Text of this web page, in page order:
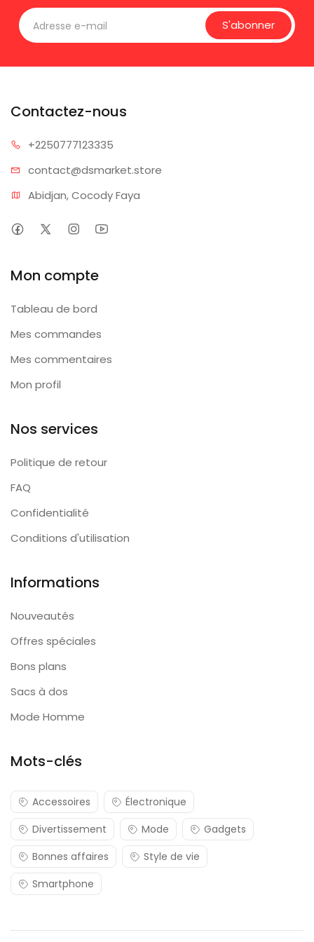
S'abonner
Contactez-nous
+2250777123335
contact@dsmarket.store
Abidjan, Cocody Faya
Mon compte
Tableau de bord
Mes commandes
Mes commentaires
Mon profil
Nos services
Politique de retour
FAQ
Confidentialité
Conditions d'utilisation
Informations
Nouveautés
Offres spéciales
Bons plans
Sacs à dos
Mode Homme
Mots-clés
Accessoires
Électronique
Divertissement
Mode
Gadgets
Bonnes affaires
Style de vie
Smartphone